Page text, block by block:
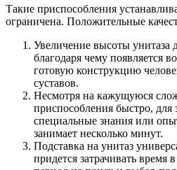
Такие приспособления
ограничена. Положительные
Увеличение высоты унитаза
благодаря чему появляется
готовую конструкцию
суставов.
Несмотря на кажущуюся
приспособления быстро,
специальные знания или
занимает несколько минут.
Подставка на унитаз
придется затрачивать время